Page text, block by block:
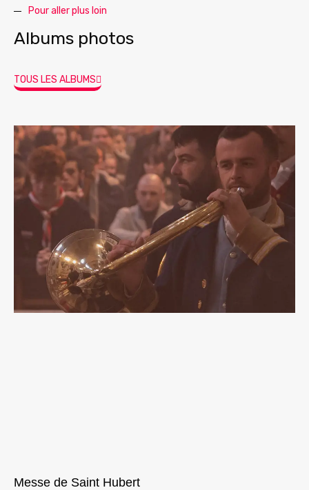
Pour aller plus loin
Albums photos
TOUS LES ALBUMS
Messe de Saint Hubert